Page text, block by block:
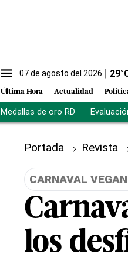
07 de agosto del 2026 29
Última Hora Actualidad
Medallas de oro RD
Portada Revista
CARNAVAL
los